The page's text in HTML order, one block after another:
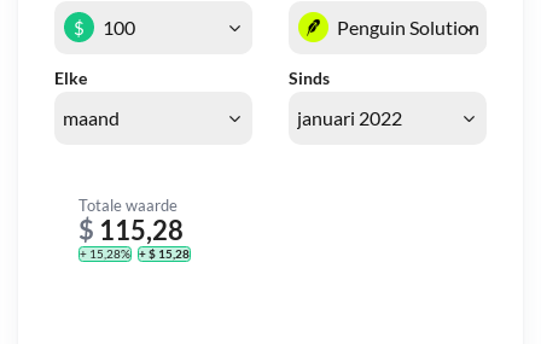
Elke Sinds
$
Totale waarde
$ 115,28
+ 15,28% + $ 15,28